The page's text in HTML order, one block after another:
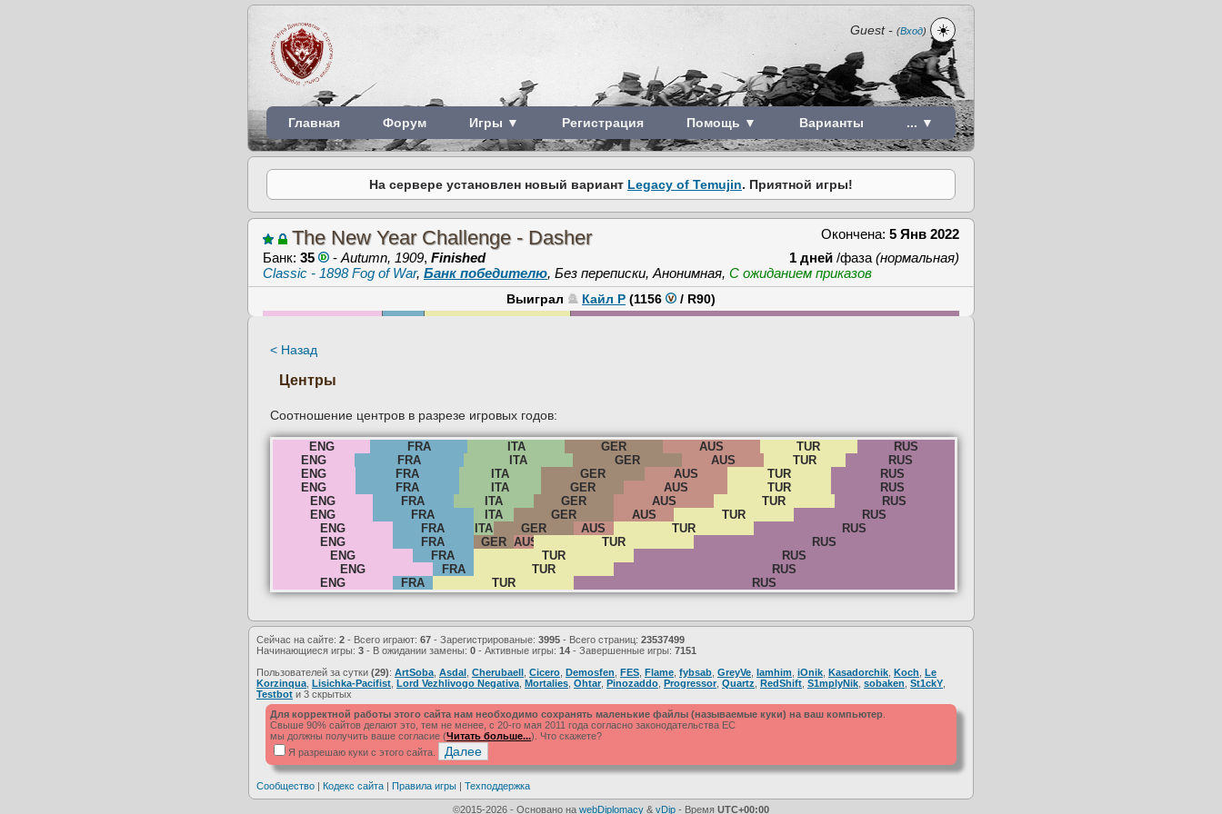
Guest- (Вход) ☀️
Главная Форум Игры ▼ Регистрация Помощь ▼ Варианты ... ▼
На сервере установлен новый вариант Legacy of Temujin. Приятной игры!
Окончена: 5 Янв 2022
The New Year Challenge - Dasher
1 дней /фаза (нормальная)
Банк: 35 - Autumn, 1909, Finished
Classic - 1898 Fog of War, Банк победителю, Без переписки, Анонимная, С ожиданием приказов
Выиграл Кайл Р (1156 / R90)
< Назад
Центры
Соотношение центров в разрезе игровых годов:
ENG FRA ITA GER AUS TUR
RUS
ENG
FRA ITA GER AUS TUR
RUS
ENG
FRA ITA GER AUS TUR
RUS
ENG
FRA ITA GER AUS TUR
RUS
ENG
FRA ITA GER AUS TUR
RUS
ENG
FRA ITA GER AUS TUR
RUS
ENG
FRA ITA GER AUS TUR
RUS
ENG
FRA GER AUS TUR
RUS
ENG
FRA TUR
RUS
ENG
FRA TUR
RUS
ENG
FRA TUR RUS
Сейчас на сайте: 2 - Всего играют: 67 - Зарегистрированые: 3995 - Всего страниц: 23537499
Начинающиеся игры: 3 - В ожидании замены: 0 - Активные игры: 14 - Завершенные игры: 7151
Пользователей за сутки (29): ArtSoba Asdal Cherubaell Cicero Demosfen FES Flame fybsab GreyVe Iamhim iOnik Kasadorchik Koch
Le
Korzinqua
Lisichka-Pacifist Lord Vezhlivogo Negativa Mortalies Ohtar, Pinozaddo Progressor, Quartz RedShift S1mplyNik sobaken St1ckY
Testbot и 3 скрытых
Для корректной работы этого сайта нам необходимо сохранять маленькие файлы (называемые куки) на ваш компьютер
Свыше 90% сайтов делают это, тем не менее, с 20-го мая 2011 года согласно законодательства ЕС
мы должны получить ваше согласие (Читать больше...). Что скажете?
Я разрешаю куки с этого сайта.
Сообщество Кодекс сайта Правила игры Техподдержка
©2015-2026 - Основано на webDiplomacy & vDip - Время UTC+00:00